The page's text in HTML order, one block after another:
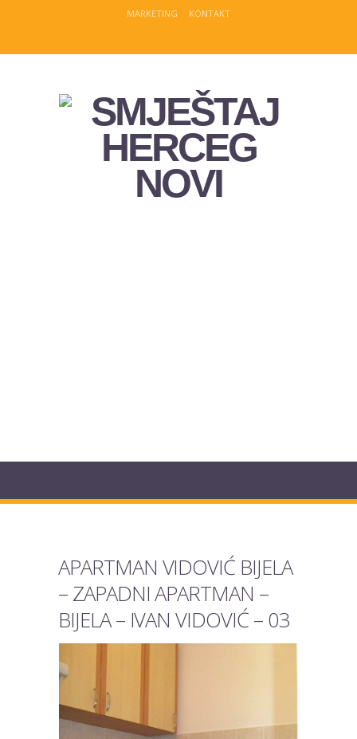
MARKETING KONTAKT
APARTMAN VIDOVIĆ BIJELA
– ZAPADNI APARTMAN –
BIJELA – IVAN VIDOVIĆ – 03